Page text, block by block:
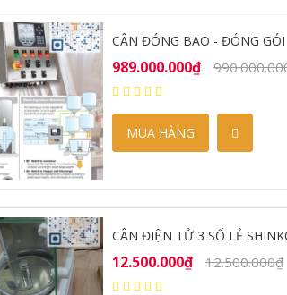
CÂN ĐIỆN TỬ OHAUS V12PR30
3.800.000₫ 4.800.000₫
MUA HÀNG
CÂN ĐIỆN TỬ OHAUS
3.500.000₫ 3.630.000₫